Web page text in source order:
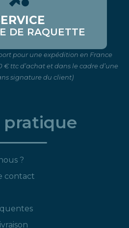
DE RAQUETTE
pour une expédition en France
ttc d’achat et dans le cadre d’une
signature du client)
pratique
?
contact